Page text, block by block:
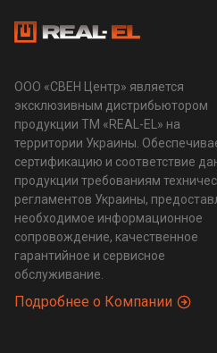
ООО «СВЕН Центр» является
эксклюзивным дистрибьютором
продукции ТМ «REAL-EL» на
территории Украины.
сертификацию и соответствие
продукции требованиям
регламентов Украины,
необходимое информационное
сопровождение, качественное
гарантийное и сервисное
обслуживание.
Подробнее о Компании